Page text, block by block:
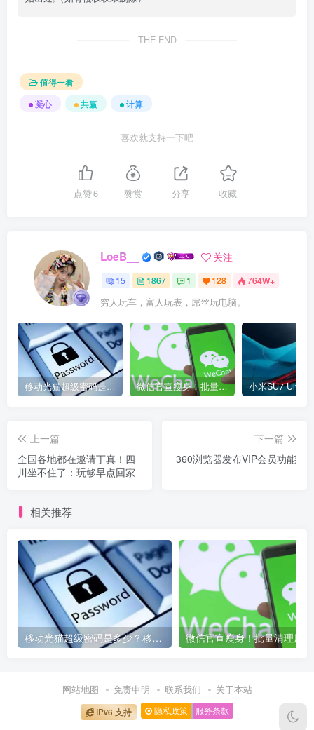
THE END
值得一看
凝心
共赢 计算
喜欢就支持一下吧
点赞6 赞赏 分享 收藏
LoeB__ 关注
15 1867 1 128 764W+
穷人玩车，富人玩表，屌丝玩电脑。
移动光猫超级密码是多少？移动光猫超级管理员后台账号与密码 微信官宣瘦身！批量清理原图新功能来了 安卓、iOS均可使用
上一篇
全国各地都在邀请丁真！四
川坐不住了：玩够早点回家
下一篇
360浏览器发布VIP会员功能
相关推荐
移动光猫超级密码是多少？移动光猫超级管理员后台账号与密码
网站地图 免责申明 联系我们 关于本站
IPv6 支持 隐私政策 服务条款